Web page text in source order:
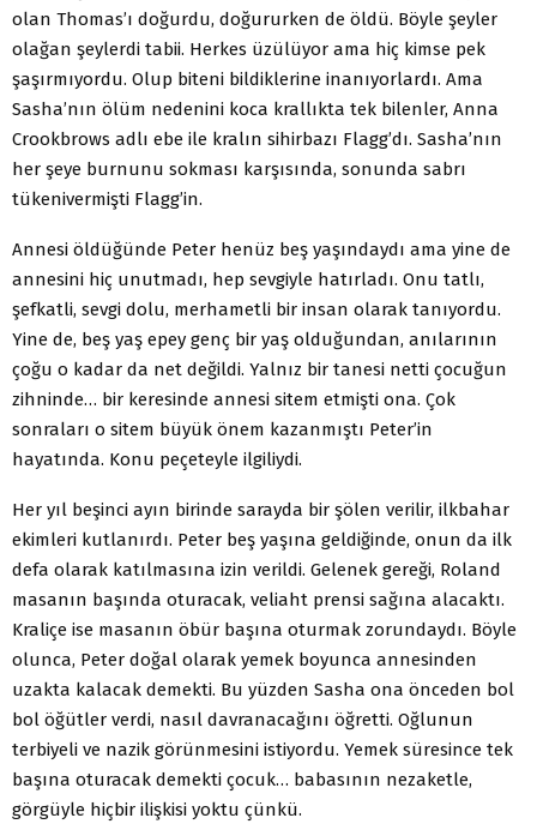
olan Thomas’ı doğurdu, doğururken de öldü. Böyle şeyler
olağan şeylerdi tabii. Herkes üzülüyor ama hiç kimse pek
şaşırmıyordu. Olup biteni bildiklerine inanıyorlardı. Ama
Sasha’nın ölüm nedenini koca krallıkta tek bilenler, Anna
Crookbrows adlı ebe ile kralın sihirbazı Flagg’dı. Sasha’nın
her şeye burnunu sokması karşısında, sonunda sabrı
tükenivermişti Flagg’in.
Annesi öldüğünde Peter henüz beş yaşındaydı ama yine de
annesini hiç unutmadı, hep sevgiyle hatırladı. Onu tatlı,
şefkatli, sevgi dolu, merhametli bir insan olarak tanıyordu.
Yine de, beş yaş epey genç bir yaş olduğundan, anılarının
çoğu o kadar da net değildi. Yalnız bir tanesi netti çocuğun
zihninde… bir keresinde annesi sitem etmişti ona. Çok
sonraları o sitem büyük önem kazanmıştı Peter’in
hayatında. Konu peçeteyle ilgiliydi.
Her yıl beşinci ayın birinde sarayda bir şölen verilir, ilkbahar
ekimleri kutlanırdı. Peter beş yaşına geldiğinde, onun da ilk
defa olarak katılmasına izin verildi. Gelenek gereği, Roland
masanın başında oturacak, veliaht prensi sağına alacaktı.
Kraliçe ise masanın öbür başına oturmak zorundaydı. Böyle
olunca, Peter doğal olarak yemek boyunca annesinden
uzakta kalacak demekti. Bu yüzden Sasha ona önceden bol
bol öğütler verdi, nasıl davranacağını öğretti. Oğlunun
terbiyeli ve nazik görünmesini istiyordu. Yemek süresince tek
başına oturacak demekti çocuk… babasının nezaketle,
görgüyle hiçbir ilişkisi yoktu çünkü.